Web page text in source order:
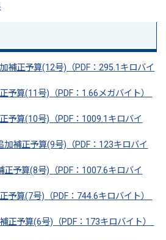
補正予算(12号)（PDF：295.1キロバイ
予算(11号)（PDF：1.66メガバイト）
予算(10号)（PDF：1009.1キロバイ
加補正予算(9号)（PDF：123キロバイ
正予算(8号)（PDF：1007.6キロバイ
予算(7号)（PDF：744.6キロバイト）
正予算(6号)（PDF：173キロバイト）